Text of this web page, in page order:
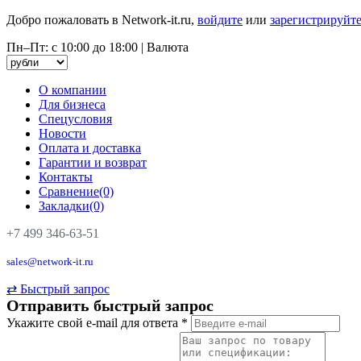
Добро пожаловать в Network-it.ru, войдите или
Пн–Пт: с 10:00 до 18:00 | Валюта
О компании
Для бизнеса
Спецусловия
Новости
Оплата и доставка
Гарантии и возврат
Контакты
Сравнение(0)
Закладки(0)
+7 499 346-63-51
sales@network-it.ru
⇄ Быстрый запрос
Отправить быстрый запрос
Укажите свой e-mail для ответа *